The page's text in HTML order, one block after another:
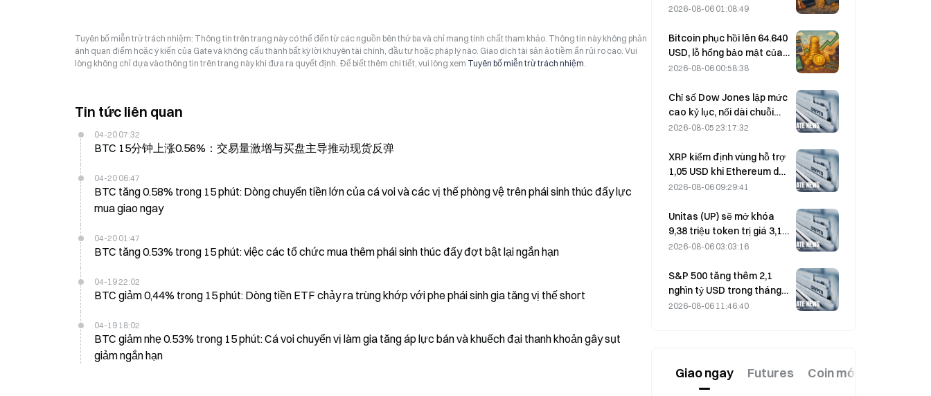
Tuyên bố miễn trừ trách nhiệm: Thông tin trên trang này có thể đến từ các nguồn bên thứ ba và chỉ mang tính chất tham khảo. Thông tin này không phản
ánh quan điểm hoặc ý kiến của Gate và không cấu thành bất kỳ lời khuyên tài chính, đầu tư hoặc pháp lý nào. Giao dịch tài sản ảo tiềm ẩn rủi ro cao. Vui
lòng không chỉ dựa vào thông tin trên trang này khi đưa ra quyết định. Để biết thêm chi tiết, vui lòng xem Tuyên bố miễn trừ trách nhiệm.
Tin tức liên quan
04-20 07:32
BTC 15分钟上涨0.56%：交易量激增与买盘主导推动现货反弹
04-20 06:47
BTC tăng 0.58% trong 15 phút: Dòng chuyển tiền lớn của cá voi và các vị thế phòng vệ trên phái sinh thúc đẩy lực
mua giao ngay
04-20 01:47
BTC tăng 0.53% trong 15 phút: việc các tổ chức mua thêm phái sinh thúc đẩy đợt bật lại ngắn hạn
04-19 22:02
BTC giảm 0,44% trong 15 phút: Dòng tiền ETF chảy ra trùng khớp với phe phái sinh gia tăng vị thế short
04-19 18:02
BTC giảm nhẹ 0.53% trong 15 phút: Cá voi chuyển vị làm gia tăng áp lực bán và khuếch đại thanh khoản gây sụt
giảm ngắn hạn
công và tạm thời ngừng
biết tiền của người dùng
không bị mất.
2026-08-06 01:08:49
Bitcoin phục hồi lên 64.640
USD, lỗ hổng bảo mật của
Coldcard khiến số lượng ví
nhất trong ba tháng
2026-08-06 00:58:38
Chỉ số Dow Jones lập mức
cao kỷ lục, nối dài chuỗi
tăng 5 phiên; đầu tư vào AI
2026-08-05 23:17:32
XRP kiểm định vùng hỗ trợ
1,05 USD khi Ethereum duy
trì mức 1.908 USD trong bối
thấp
2026-08-06 09:29:41
Unitas (UP) sẽ mở khóa
9,38 triệu token trị giá 3,18
triệu USD vào ngày 13
2026-08-06 03:03:16
S&P 500 tăng thêm 2,1
nghìn tỷ USD trong tháng
8, tương đương mức tăng
2026-08-06 11:46:40
Giao ngay Futures Coin mới